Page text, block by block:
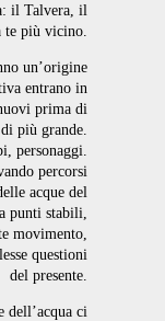
il Talvera, il
più vicino.
un’origine
entrano in
prima di
più grande.
personaggi.
percorsi
acque del
punti stabili,
movimento,
questioni
del presente.
ci